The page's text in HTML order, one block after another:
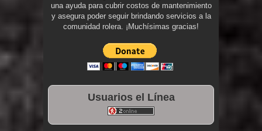
una ayuda para cubrir costos de mantenimiento
y asegura poder seguir brindando servicios a la
comunidad rolera. ¡Muchísimas gracias!
Usuarios el Línea